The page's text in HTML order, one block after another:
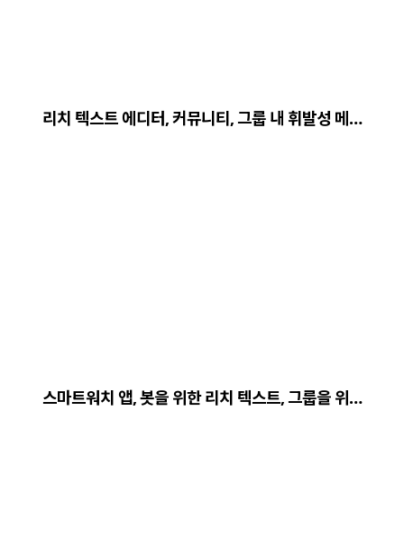
리치 텍스트 에디터, 커뮤니티, 그룹 내 휘발성 메…
스마트워치 앱, 봇을 위한 리치 텍스트, 그룹을 위…